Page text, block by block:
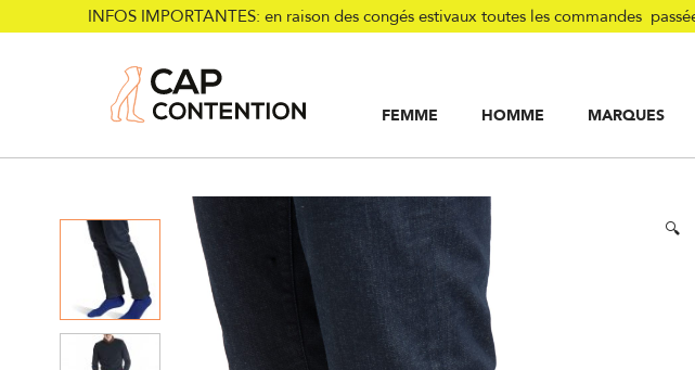
INFOS IMPORTANTES: en raison des congés estivaux toutes les commandes
FEMME HOMME MARQUES
🔍